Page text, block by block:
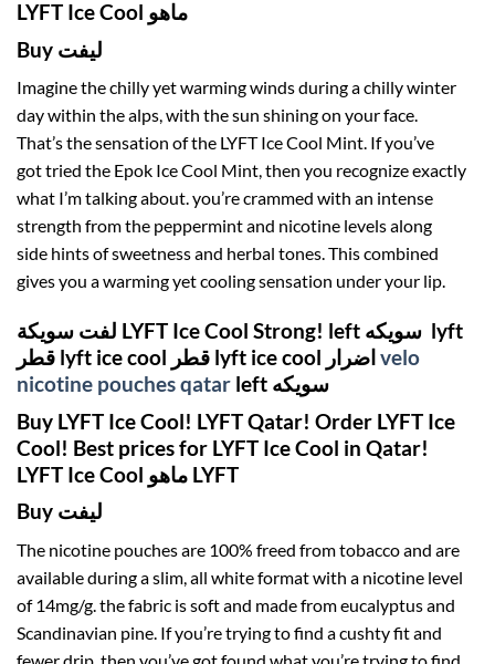
Buy ليفت
Imagine the chilly yet warming winds duringa chillywinter
daywithin thealps, with the sun shining on your face.
That’sthe sensation of the LYFT Ice Cool Mint. Ifyou’ve
gottried the Epok Ice Cool Mint, then you recognizeexactly
what I’m talking about.you’recrammed with an intense
strength from the peppermint and nicotine levelsalong
side hints of sweetness and herbal tones. This combined
gives you a warming yet cooling sensation under your lip.
لفت سويكة LYFT Ice Cool Strong! left سويكه lyft
velo
nicotine pouches qatar
left سويكه
Buy LYFT Ice Cool! LYFT Qatar! Order LYFT Ice
Cool! Best prices for LYFT Ice Cool in Qatar!
LYFT Ice Cool ماهو LYFT
Buy ليفت
The nicotine pouches are 100% freed fromtobaccoand are
availableduring aslim, all white format with a nicotine level
of 14mg/g.the fabric is soft and made fromeucalyptus and
Scandinavian pine. Ifyou’retrying to find a cushtyfitand